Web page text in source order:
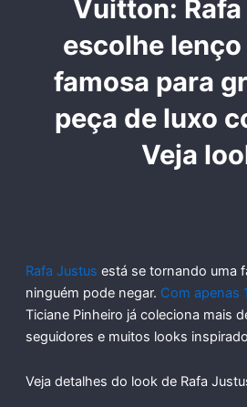
Vuitton:
escolhe
famosa para
peça de luxo
Veja
Rafa Justus está se tornando uma
ninguém pode negar. Com apenas
Ticiane Pinheiro já coleciona mais
seguidores e muitos looks
Veja detalhes do look de Rafa